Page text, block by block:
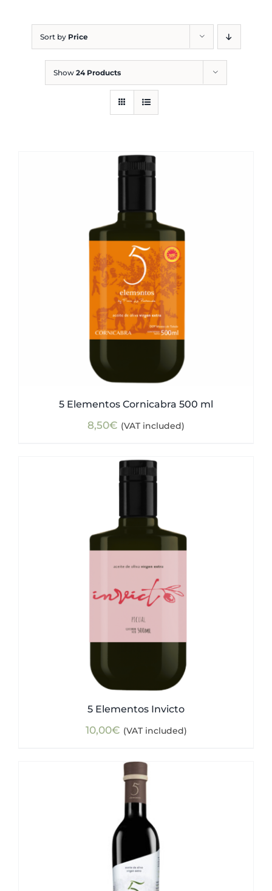
Sort by Price
Show 24 Products
5 Elementos Cornicabra 500 ml
8,50€ (VAT included)
5 Elementos Invicto
10,00€ (VAT included)